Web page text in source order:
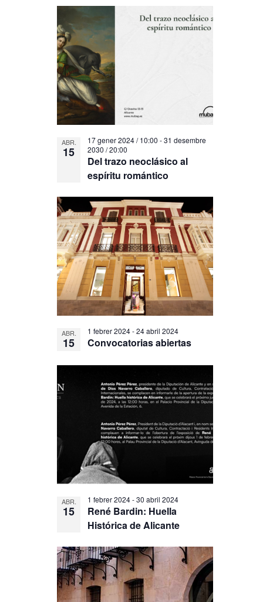
ABR.
15
Del trazo neoclásico al
espíritu romántico
17 gener 2024 / 10:00 -31 desembre
2030 / 20:00
ABR.
15 Convocatorias abiertas
1 febrer 2024-24 abril 2024
ABR.
15
René Bardin: Huella
Histórica de Alicante
1 febrer 2024-30 abril 2024